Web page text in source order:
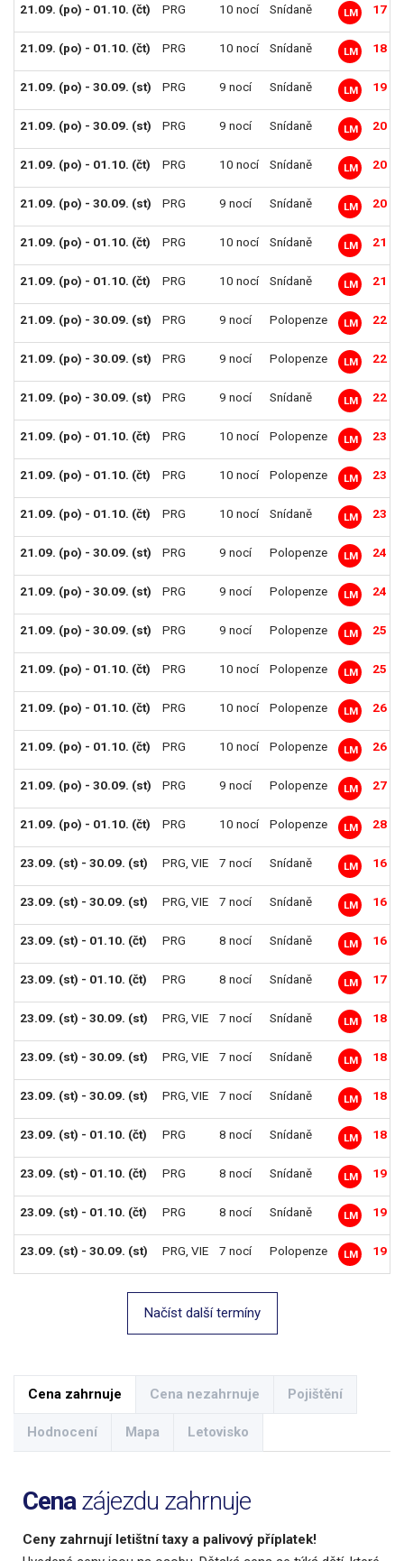
21.09. (po) - 01.10. (čt) PRG 10 nocí Snídaně LM 17
21.09. (po) - 01.10. (čt) PRG 10 nocí Snídaně LM 18
21.09. (po) - 30.09. (st) PRG 9 nocí Snídaně LM 19
21.09. (po) - 30.09. (st) PRG 9 nocí Snídaně LM 20
21.09. (po) - 01.10. (čt) PRG 10 nocí Snídaně LM 20
21.09. (po) - 30.09. (st) PRG 9 nocí Snídaně LM 20
21.09. (po) - 01.10. (čt) PRG 10 nocí Snídaně LM 21
21.09. (po) - 01.10. (čt) PRG 10 nocí Snídaně LM 21
21.09. (po) - 30.09. (st) PRG 9 nocí Polopenze LM 22
21.09. (po) - 30.09. (st) PRG 9 nocí Polopenze LM 22
21.09. (po) - 30.09. (st) PRG 9 nocí Snídaně LM 22
21.09. (po) - 01.10. (čt) PRG 10 nocí Polopenze LM 23
21.09. (po) - 01.10. (čt) PRG 10 nocí Polopenze LM 23
21.09. (po) - 01.10. (čt) PRG 10 nocí Snídaně LM 23
21.09. (po) - 30.09. (st) PRG 9 nocí Polopenze LM 24
21.09. (po) - 30.09. (st) PRG 9 nocí Polopenze LM 24
21.09. (po) - 30.09. (st) PRG 9 nocí Polopenze LM 25
21.09. (po) - 01.10. (čt) PRG 10 nocí Polopenze LM 25
21.09. (po) - 01.10. (čt) PRG 10 nocí Polopenze LM 26
21.09. (po) - 01.10. (čt) PRG 10 nocí Polopenze LM 26
21.09. (po) - 30.09. (st) PRG 9 nocí Polopenze LM 27
21.09. (po) - 01.10. (čt) PRG 10 nocí Polopenze LM 28
23.09. (st) - 30.09. (st) PRG VIE 7 nocí Snídaně LM 16
23.09. (st) - 30.09. (st) PRG VIE 7 nocí Snídaně LM 16
23.09. (st) - 01.10. (čt) PRG 8 nocí Snídaně LM 16
23.09. (st) - 01.10. (čt) PRG 8 nocí Snídaně LM 17
23.09. (st) - 30.09. (st) PRG VIE 7 nocí Snídaně LM 18
23.09. (st) - 30.09. (st) PRG VIE 7 nocí Snídaně LM 18
23.09. (st) - 30.09. (st) PRG VIE 7 nocí Snídaně LM 18
23.09. (st) - 01.10. (čt) PRG 8 nocí Snídaně LM 18
23.09. (st) - 01.10. (čt) PRG 8 nocí Snídaně LM 19
23.09. (st) - 01.10. (čt) PRG 8 nocí Snídaně LM 19
23.09. (st) - 30.09. (st) PRG VIE 7 nocí Polopenze LM 19
Načíst další termíny
Cena zahrnuje Cena nezahrnuje Pojištění
Hodnocení Mapa Letovisko
Cenazájezdu zahrnuje
Ceny zahrnují letištní taxy a palivový příplatek!